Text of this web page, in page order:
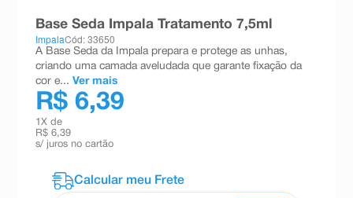
Base Seda Impala Tratamento 7,5ml
ImpalaCód: 33650
A Base Seda da Impala prepara e protege as unhas,
criando uma camada aveludada que garante fixação da
cor e... Ver mais
R$ 6,39
1 X de
R$ 6,39
s/ juros no cartão
teste gravidez
absorvente
10ºshampoo